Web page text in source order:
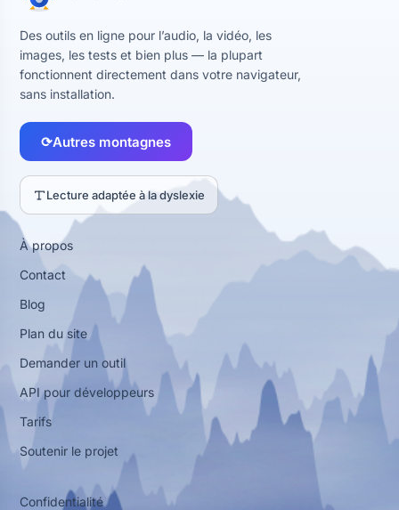
Des outils en ligne pour l’audio, la vidéo, les
images, les tests et bien plus — la plupart
fonctionnent directement dans votre navigateur,
sans installation.
⟳Autres montagnes
Lecture adaptée à la dyslexie
À propos
Contact
Blog
Plan du site
Demander un outil
API pour développeurs
Tarifs
Soutenir le projet
Confidentialité